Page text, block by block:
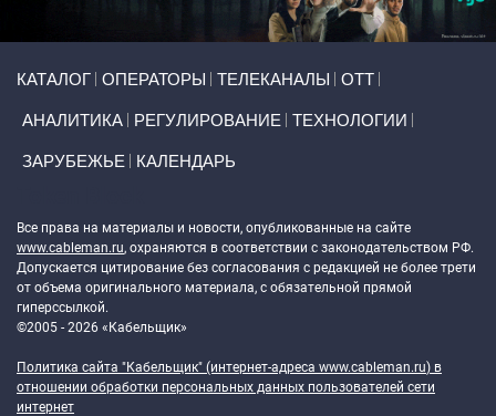
КАТАЛОГ ОПЕРАТОРЫ ТЕЛЕКАНАЛЫ ОТТ
АНАЛИТИКА РЕГУЛИРОВАНИЕ ТЕХНОЛОГИИ
ЗАРУБЕЖЬЕ КАЛЕНДАРЬ
Все права на материалы и новости, опубликованные на сайте
www.cableman.ru, охраняются в соответствии с законодательством РФ.
Допускается цитирование без согласования с редакцией не более трети
от объема оригинального материала, с обязательной прямой
гиперссылкой.
©2005 - 2026 «Кабельщик»
Политика сайта "Кабельщик" (интернет-адреса www.cableman.ru) в
отношении обработки персональных данных пользователей сети
интернет